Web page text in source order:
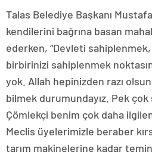
Talas Belediye Başkanı
kendilerini bağrına basan
ederken, “Devleti
birbirinizi sahiplenmek
yok. Allah hepinizden razı
bilmek durumundayız. Pek çok
Çömlekçi benim çok daha
Meclis üyelerimizle beraber
tarım makinelerine kadar temin